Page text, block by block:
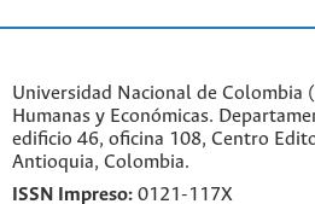
Universidad Nacional de Colombia
Humanas y Económicas.
edificio 46, oficina 108, Centro
Antioquia, Colombia.
ISSN Impreso: 0121-117X